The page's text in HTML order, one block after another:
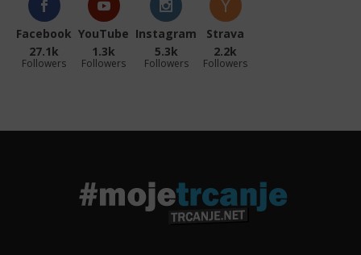
Facebook
27.1k
Followers
YouTube
1.3k
Followers
Instagram
5.3k
Followers
Strava
2.2k
Followers